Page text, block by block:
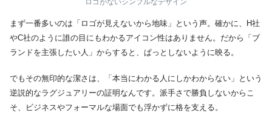
ロゴがないシンプルなデザイン
まず一番多いのは「ロゴが見えないから地味」という声。確かに、H社
やC社のように誰の目にもわかるアイコン性はありません。だから「ブ
ランドを主張したい人」からすると、ぱっとしないように映る。
でもその無印的な潔さは、「本当にわかる人にしかわからない」という
逆説的なラグジュアリーの証明なんです。派手さで勝負しないからこ
そ、ビジネスやフォーマルな場面でも浮かずに格を支える。